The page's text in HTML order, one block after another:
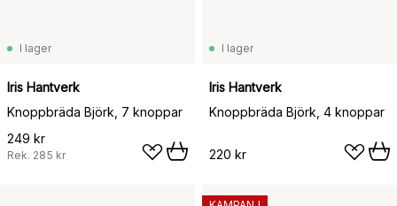
I lager
Iris Hantverk
Knoppbräda Björk, 7 knoppar
249 kr
Rek. 285 kr
I lager
Iris Hantverk
Knoppbräda Björk, 4 knoppar
220 kr